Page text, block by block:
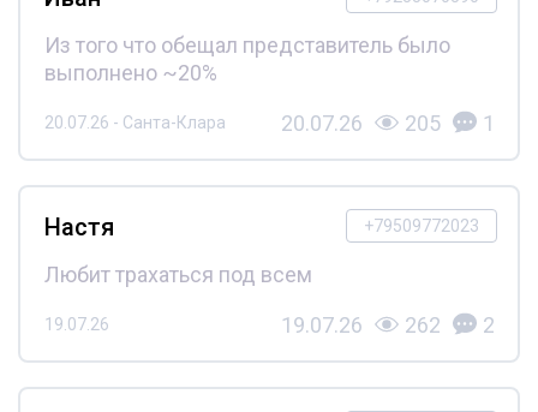
Из того что обещал представитель было
выполнено ~20%
20.07.26 - Санта-Клара 20.07.26 205 1
+79509772023
Настя
Любит трахаться под всем
19.07.26 19.07.26 262 2